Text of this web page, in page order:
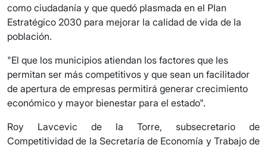
como ciudadanía y que quedó plasmada en el Plan
Estratégico 2030 para mejorar la calidad de vida de la
población.
"El que los municipios atiendan los factores que les
permitan ser más competitivos y que sean un facilitador
de apertura de empresas permitirá generar crecimiento
económico y mayor bienestar para el estado".
Roy Lavcevic de la Torre, subsecretario de
Competitividad de la Secretaría de Economía y Trabajo de